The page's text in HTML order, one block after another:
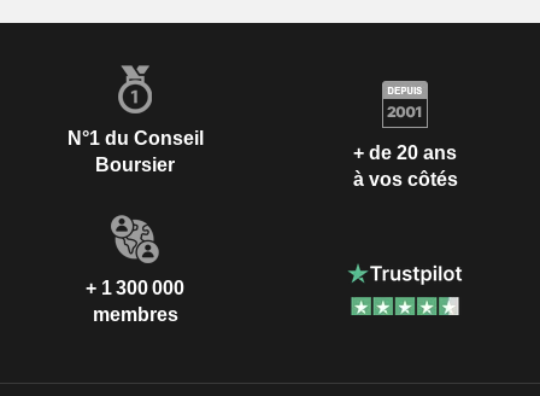
N°1 du Conseil
Boursier
+ de 20 ans
à vos côtés
+ 1 300 000
membres